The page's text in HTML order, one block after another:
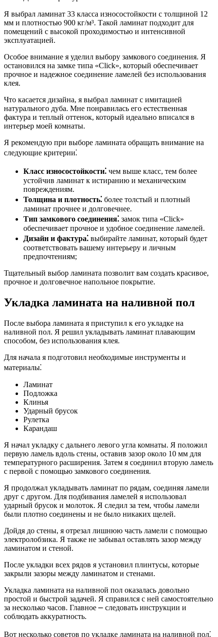
Я выбрал ламинат 33 класса износостойкости с толщиной 12
мм и плотностью 900 кг/м³. Такой ламинат подходит для
помещений с высокой проходимостью и интенсивной
эксплуатацией.
Особое внимание я уделил выбору замкового соединения. Я
остановился на замке типа «Click», который обеспечивает
прочное и надежное соединение ламелей без использования
клея.
Что касается дизайна, я выбрал ламинат с имитацией
натурального дуба. Мне понравилась его естественная
фактура и теплый оттенок, который идеально вписался в
интерьер моей комнаты.
Я рекомендую при выборе ламината обращать внимание на
следующие критерии⁚
Класс износостойкости⁚ чем выше класс, тем более
устойчив ламинат к истиранию и механическим
повреждениям.
Толщина и плотность⁚ более толстый и плотный
ламинат прочнее и долговечнее.
Тип замкового соединения⁚ замок типа «Click»
обеспечивает прочное и удобное соединение ламелей.
Дизайн и фактура⁚ выбирайте ламинат, который будет
соответствовать вашему интерьеру и личным
предпочтениям;
Тщательный выбор ламината позволит вам создать красивое,
прочное и долговечное напольное покрытие.
Укладка ламината на наливной пол
После выбора ламината я приступил к его укладке на
наливной пол. Я решил укладывать ламинат плавающим
способом, без использования клея.
Для начала я подготовил необходимые инструменты и
материалы⁚
Ламинат
Подложка
Клинья
Ударный брусок
Рулетка
Карандаш
Я начал укладку с дальнего левого угла комнаты. Я положил
первую ламель вдоль стены, оставив зазор около 10 мм для
температурного расширения. Затем я соединил вторую ламель
с первой с помощью замкового соединения.
Я продолжал укладывать ламинат по рядам, соединяя ламели
друг с другом. Для подбивания ламелей я использовал
ударный брусок и молоток. Я следил за тем, чтобы ламели
были плотно соединены и не было никаких щелей.
Дойдя до стены, я отрезал лишнюю часть ламели с помощью
электролобзика. Я также не забывал оставлять зазор между
ламинатом и стеной.
После укладки всех рядов я установил плинтусы, которые
закрыли зазоры между ламинатом и стенами.
Укладка ламината на наливной пол оказалась довольно
простой и быстрой задачей. Я справился с ней самостоятельно
за несколько часов. Главное ⎼ следовать инструкции и
соблюдать аккуратность.
Вот несколько советов по укладке ламината на наливной пол⁚